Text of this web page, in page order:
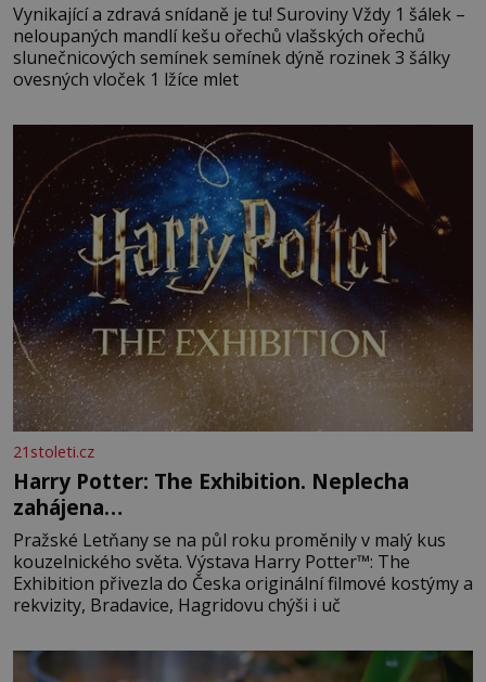
Vynikající a zdravá snídaně je tu! Suroviny Vždy 1 šálek –
neloupaných mandlí kešu ořechů vlašských ořechů
slunečnicových semínek semínek dýně rozinek 3 šálky
ovesných vloček 1 lžíce mlet
21stoleti.cz
Harry Potter: The Exhibition. Neplecha
zahájena…
Pražské Letňany se na půl roku proměnily v malý kus
kouzelnického světa. Výstava Harry Potter™: The
Exhibition přivezla do Česka originální filmové kostýmy a
rekvizity, Bradavice, Hagridovu chýši i uč